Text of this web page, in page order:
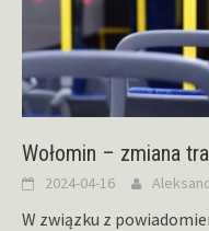
Wołomin – zmiana
2024-04-16
W związku z